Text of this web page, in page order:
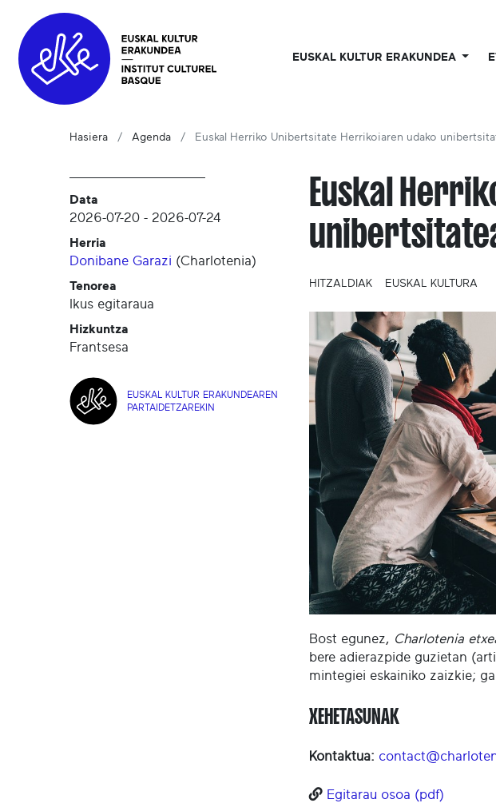
EUSKAL KULTUR ERAKUNDEA
Hasiera Agenda Euskal Herriko Unibertsitate Herrikoiaren udako
Data
2026-07-20 - 2026-07-24
Herria
Donibane Garazi (Charlotenia)
Tenorea
Ikus egitaraua
Hizkuntza
Frantsesa
EUSKAL KULTUR ERAKUNDEAREN
PARTAIDETZAREKIN
Euskal
HITZALDIAK EUSKAL KULTURA
Bost egunez, Charlotenia
bere adierazpide guzietan
mintegiei eskainiko zaizkie;
XEHETASUNAK
Kontaktua:
Egitarau osoa (pdf)